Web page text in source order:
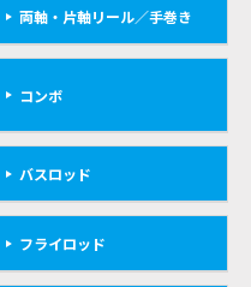
両軸・片軸リール／手巻き
コンボ
バスロッド
フライロッド